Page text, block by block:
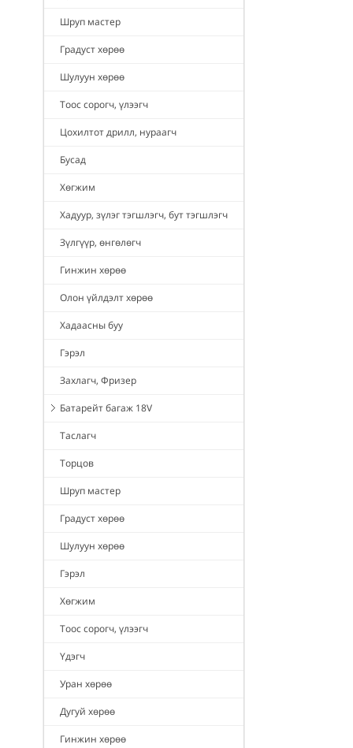
Шруп мастер
Градуст хөрөө
Шулуун хөрөө
Тоос сорогч, үлээгч
Цохилтот дрилл, нураагч
Бусад
Хөгжим
Хадуур, зүлэг тэгшлэгч, бут тэгшлэгч
Зүлгүүр, өнгөлөгч
Гинжин хөрөө
Олон үйлдэлт хөрөө
Хадаасны буу
Гэрэл
Захлагч, Фризер
Батарейт багаж 18V
Таслагч
Торцов
Шруп мастер
Градуст хөрөө
Шулуун хөрөө
Гэрэл
Хөгжим
Тоос сорогч, үлээгч
Үдэгч
Уран хөрөө
Дугуй хөрөө
Гинжин хөрөө